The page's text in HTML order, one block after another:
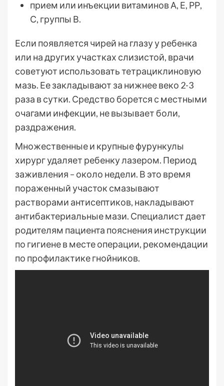
прием или инъекции витаминов А, Е, РР,
С, группы В.
Если появляется чирей на глазу у ребенка
или на других участках слизистой, врачи
советуют использовать тетрациклиновую
мазь. Ее закладывают за нижнее веко 2-3
раза в сутки. Средство борется с местными
очагами инфекции, не вызывает боли,
раздражения.
Множественные и крупные фурункулы
хирург удаляет ребенку лазером. Период
заживления – около недели. В это время
пораженный участок смазывают
растворами антисептиков, накладывают
антибактериальные мази. Специалист дает
родителям пациента пояснения инструкции
по гигиене в месте операции, рекомендации
по профилактике гнойников.